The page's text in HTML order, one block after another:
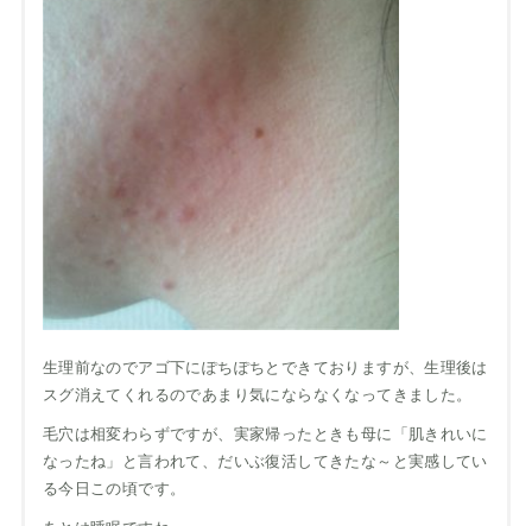
生理前なのでアゴ下にぽちぽちとできておりますが、生理後は
スグ消えてくれるのであまり気にならなくなってきました。
毛穴は相変わらずですが、実家帰ったときも母に「肌きれいに
なったね」と言われて、だいぶ復活してきたな～と実感してい
る今日この頃です。